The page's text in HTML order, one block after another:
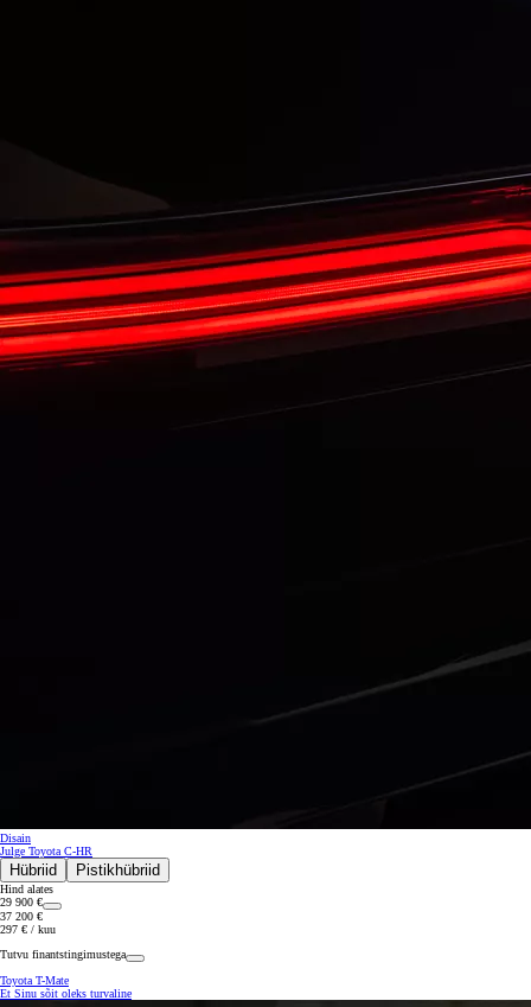
Disain
Julge Toyota C-HR
Hübriid Pistikhübriid
Hind alates
29 900 €
37 200 €
297 € / kuu
Tutvu finantstingimustega
Toyota T-Mate
Et Sinu sõit oleks turvaline